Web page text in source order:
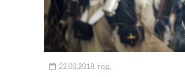
22.03.2018. год.